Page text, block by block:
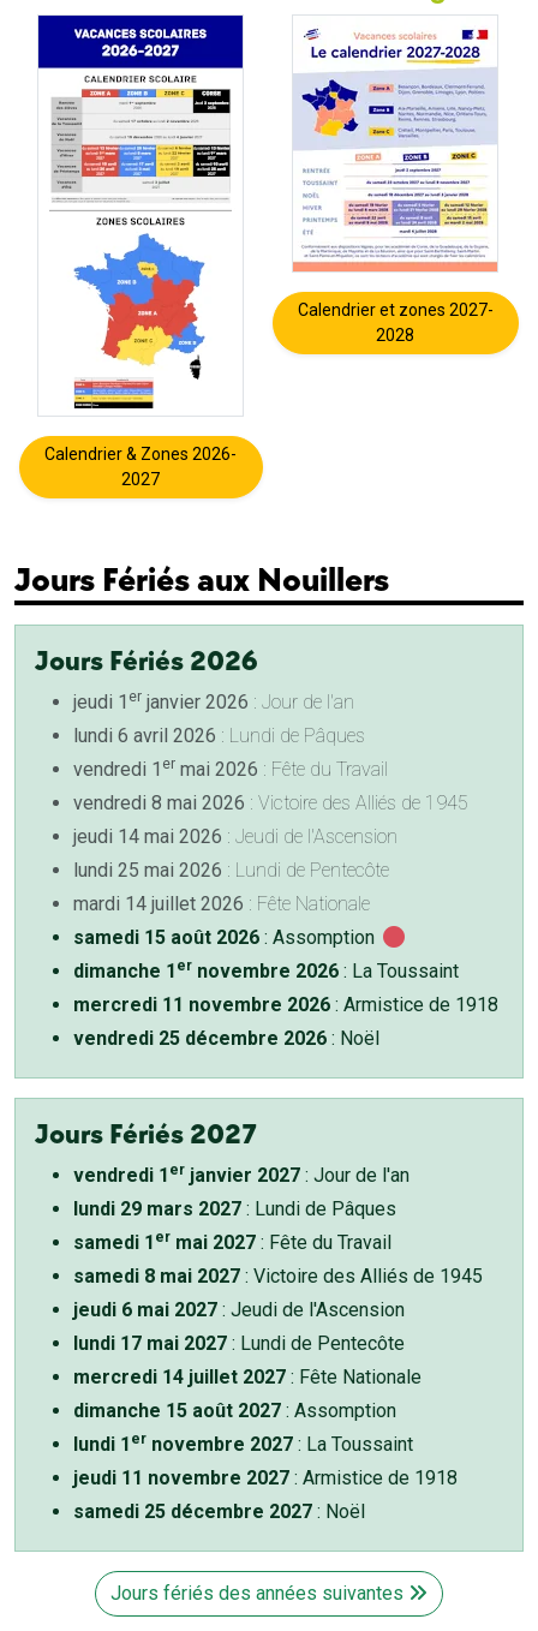
Calendrier & Zones 2026-
2027
Calendrier et zones 2027-
2028
Jours Fériés aux Nouillers
Jours Fériés 2026
jeudi 1 er janvier 2026 : Jour de l'an
lundi 6 avril 2026 : Lundi de Pâques
vendredi 1 er mai 2026 : Fête du Travail
vendredi 8 mai 2026 : Victoire des Alliés de 1945
jeudi 14 mai 2026 : Jeudi de l'Ascension
lundi 25 mai 2026 : Lundi de Pentecôte
mardi 14 juillet 2026 : Fête Nationale
samedi 15 août 2026 : Assomption
dimanche 1 er novembre 2026 : La Toussaint
mercredi 11 novembre 2026 : Armistice de 1918
vendredi 25 décembre 2026 : Noël
Jours Fériés 2027
vendredi 1 er janvier 2027 : Jour de l'an
lundi 29 mars 2027 : Lundi de Pâques
samedi 1 er mai 2027 : Fête du Travail
samedi 8 mai 2027 : Victoire des Alliés de 1945
jeudi 6 mai 2027 : Jeudi de l'Ascension
lundi 17 mai 2027 : Lundi de Pentecôte
mercredi 14 juillet 2027 : Fête Nationale
dimanche 15 août 2027 : Assomption
lundi 1 er novembre 2027 : La Toussaint
jeudi 11 novembre 2027 : Armistice de 1918
samedi 25 décembre 2027 : Noël
Jours fériés des années suivantes